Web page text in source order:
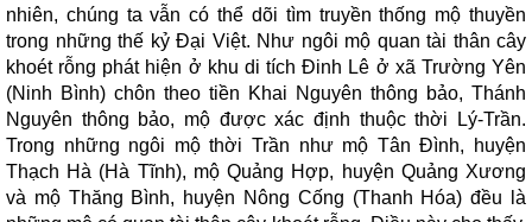
nhiên, chúng ta vẫn có thể dõi tìm truyền thống mộ thuyền
trong những thế kỷ Đại Việt. Như ngôi mộ quan tài thân cây
khoét rỗng phát hiện ở khu di tích Đinh Lê ở xã Trường Yên
(Ninh Bình) chôn theo tiền Khai Nguyên thông bảo, Thánh
Nguyên thông bảo, mộ được xác định thuộc thời Lý-Trần.
Trong những ngôi mộ thời Trần như mộ Tân Đình, huyện
Thạch Hà (Hà Tĩnh), mộ Quảng Hợp, huyện Quảng Xương
và mộ Thăng Bình, huyện Nông Cống (Thanh Hóa) đều là